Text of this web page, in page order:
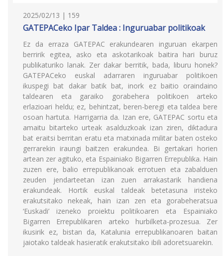
2025/02/13 | 159
GATEPACeko Ipar Taldea : Inguruabar politikoak
Ez da erraza GATEPAC erakundearen inguruan ekarpen
berririk egitea, asko eta askotarikoak baitira hari buruz
publikaturiko lanak. Zer dakar berritik, bada, liburu honek?
GATEPACeko euskal adarraren inguruabar politikoen
ikuspegi bat dakar batik bat, inork ez baitio oraindaino
taldearen eta garaiko gorabehera politikoen arteko
erlazioari heldu; ez, behintzat, beren-beregi eta taldea bere
osoan hartuta. Harrigarria da. Izan ere, GATEPAC sortu eta
amaitu bitarteko urteak asalduzkoak izan ziren, diktadura
bat eraitsi berritan eratu eta matxinada militar baten osteko
gerrarekin iraungi baitzen erakundea. Bi gertakari horien
artean zer agituko, eta Espainiako Bigarren Errepublika. Hain
zuzen ere, balio errepublikanoak errotuen eta zabalduen
zeuden jendarteetan izan zuen arrakastarik handiena
erakundeak. Hortik euskal taldeak betetasuna iristeko
erakutsitako nekeak, hain izan zen eta gorabeheratsua
‘Euskadi’ izeneko proiektu politikoaren eta Espainiako
Bigarren Errepublikaren arteko hurbilketa-prozesua. Zer
ikusirik ez, bistan da, Katalunia errepublikanoaren baitan
jaiotako taldeak hasieratik erakutsitako ibili adoretsuarekin.